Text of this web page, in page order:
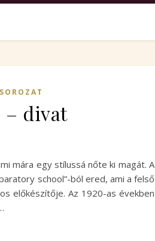
SOROZAT
– divat
mára egy stílussá nőte ki magát. A
school”-ból ered, ami a felső
előkészítője. Az 1920-as években